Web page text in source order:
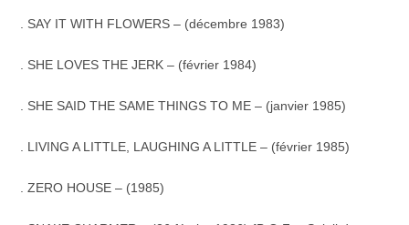
. SAY IT WITH FLOWERS – (décembre 1983)
. SHE LOVES THE JERK – (février 1984)
. SHE SAID THE SAME THINGS TO ME – (janvier 1985)
. LIVING A LITTLE, LAUGHING A LITTLE – (février 1985)
. ZERO HOUSE – (1985)